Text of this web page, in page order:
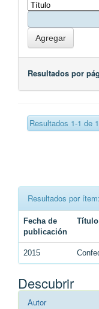
Resultados por
Resultados 1-1 de
Resultados por ítem:
Fecha de
publicación
Título
2015
Descubrir
Autor